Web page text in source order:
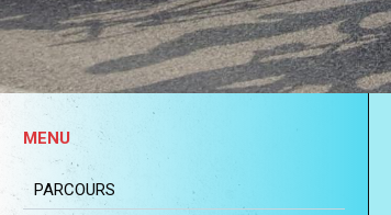
MENU
PARCOURS